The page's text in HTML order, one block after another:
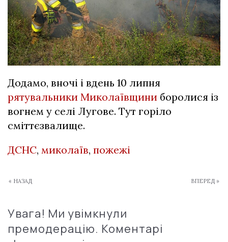
Додамо, вночі і вдень 10 липня
рятувальники Миколаївщини боролися із
вогнем у селі Лугове. Тут горіло
сміттєзвалище.
ДСНС, миколаїв, пожежі
« НАЗАД ВПЕРЕД »
Увага! Ми увімкнули
премодерацію. Коментарі